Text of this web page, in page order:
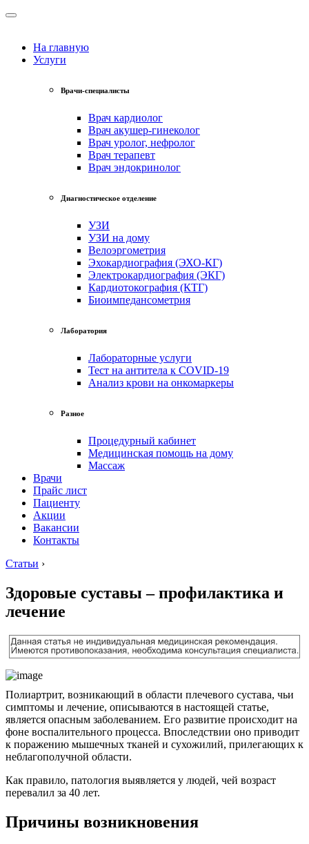
На главную
Услуги
Врачи-специалисты
Врач кардиолог
Врач акушер-гинеколог
Врач уролог, нефролог
Врач терапевт
Врач эндокринолог
Диагностическое отделение
УЗИ
УЗИ на дому
Велоэргометрия
Эхокардиография (ЭХО-КГ)
Электрокардиография (ЭКГ)
Кардиотокография (КТГ)
Биоимпедансометрия
Лаборатория
Лабораторные услуги
Тест на антитела к COVID-19
Анализ крови на онкомаркеры
Разное
Процедурный кабинет
Медицинская помощь на дому
Массаж
Врачи
Прайс лист
Пациенту
Акции
Вакансии
Контакты
Статьи ›
Здоровые суставы – профилактика и
лечение
Полиартрит, возникающий в области плечевого сустава, чьи
симптомы и лечение, описываются в настоящей статье,
является опасным заболеванием. Его развитие происходит на
фоне воспалительного процесса. Впоследствии оно приводит
к поражению мышечных тканей и сухожилий, прилегающих к
неблагополучной области.
Как правило, патология выявляется у людей, чей возраст
перевалил за 40 лет.
Причины возникновения